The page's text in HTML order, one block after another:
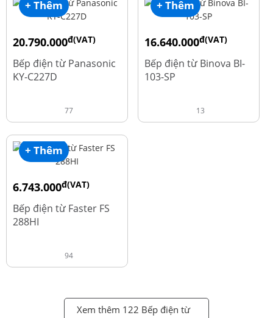
+ Thêm
20.790.000đ(VAT)
25.990.000
Bếp điện từ Panasonic
KY-C227D
77
+ Thêm
16.640.000đ(VAT)
20.800.000
Bếp điện từ Binova BI-
103-SP
13
+ Thêm
6.743.000đ(VAT)
8.990.000
Bếp điện từ Faster FS
288HI
94
Xem thêm 122 Bếp điện từ